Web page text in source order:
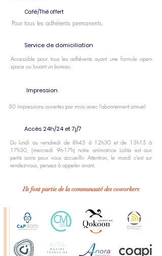
Café/Thé offert
Pour tous les adhérents permanents.
Service de domiciliation
Accessible pour tous les adhérents ayant une formule open-
space ou louant un bureau.
Impression
50 impressions ouvertes par mois avec l'abonnement annuel
Accès 24h/24 et 7j/7
Du lundi au vendredi de 8h45 à 12h30 et de 13h15 à
17h30, (mercredi 9h-17h) notre animatrice Lolita est aux
petits soins pour vous accueillir. Attention, le mardi c'est sur
rendez-vous, pensez à appeler avant.
Ils font partie de la communauté des coworkers